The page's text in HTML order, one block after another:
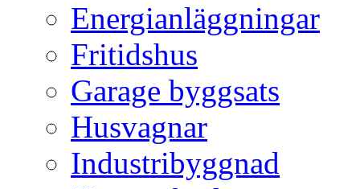
Energianläggningar
Fritidshus
Garage byggsats
Husvagnar
Industribyggnad